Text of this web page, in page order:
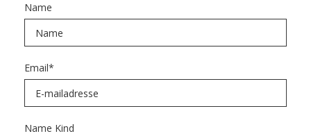
Name
Email*
Name Kind